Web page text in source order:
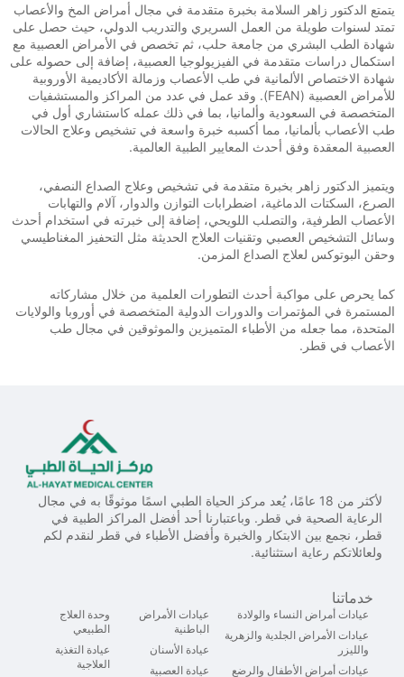
يتمتع الدكتور زاهر السلامة بخبرة متقدمة في مجال أمراض المخ والأعصاب
تمتد لسنوات طويلة من العمل السريري والتدريب الدولي، حيث حصل على
شهادة الطب البشري من جامعة حلب، ثم تخصص في الأمراض العصبية مع
استكمال دراسات متقدمة في الفيزيولوجيا العصبية، إضافة إلى حصوله على
شهادة الاختصاص الألمانية في طب الأعصاب وزمالة الأكاديمية الأوروبية
للأمراض العصبية (FEAN). وقد عمل في عدد من المراكز والمستشفيات
المتخصصة في السعودية وألمانيا، بما في ذلك عمله كاستشاري أول في
طب الأعصاب بألمانيا، مما أكسبه خبرة واسعة في تشخيص وعلاج الحالات
العصبية المعقدة وفق أحدث المعايير الطبية العالمية.
ويتميز الدكتور زاهر بخبرة متقدمة في تشخيص وعلاج الصداع النصفي،
الصرع، السكتات الدماغية، اضطرابات التوازن والدوار، آلام والتهابات
الأعصاب الطرفية، والتصلب اللويحي، إضافة إلى خبرته في استخدام أحدث
وسائل التشخيص العصبي وتقنيات العلاج الحديثة مثل التحفيز المغناطيسي
وحقن البوتوكس لعلاج الصداع المزمن.
كما يحرص على مواكبة أحدث التطورات العلمية من خلال مشاركاته
المستمرة في المؤتمرات والدورات الدولية المتخصصة في أوروبا والولايات
المتحدة، مما جعله من الأطباء المتميزين والموثوقين في مجال طب
الأعصاب في قطر.
لأكثر من 18 عامًا، يُعد مركز الحياة الطبي اسمًا موثوقًا به في مجال
الرعاية الصحية في قطر. وباعتبارنا أحد أفضل المراكز الطبية في
قطر، نجمع بين الابتكار والخبرة وأفضل الأطباء في قطر لنقدم لكم
ولعائلاتكم رعاية استثنائية.
خدماتنا
عيادات أمراض النساء والولادة
عيادات الأمراض الجلدية والزهرية
والليزر
عيادات أمراض الأطفال والرضع
عيادات الأمراض
الباطنية
عيادة الأسنان
عيادة العصبية
وحدة العلاج
الطبيعي
عيادة التغذية
العلاجية